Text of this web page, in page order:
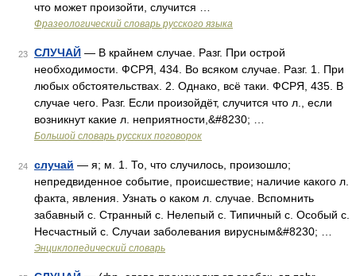
что может произойти, случится …
Фразеологический словарь русского языка
23 СЛУЧАЙ — В крайнем случае. Разг. При острой
необходимости. ФСРЯ, 434. Во всяком случае. Разг. 1. При
любых обстоятельствах. 2. Однако, всё таки. ФСРЯ, 435. В
случае чего. Разг. Если произойдёт, случится что л., если
возникнут какие л. неприятности,&#8230; …
Большой словарь русских поговорок
24 случай — я; м. 1. То, что случилось, произошло;
непредвиденное событие, происшествие; наличие какого л.
факта, явления. Узнать о каком л. случае. Вспомнить
забавный с. Странный с. Нелепый с. Типичный с. Особый с.
Несчастный с. Случаи заболевания вирусным&#8230; …
Энциклопедический словарь